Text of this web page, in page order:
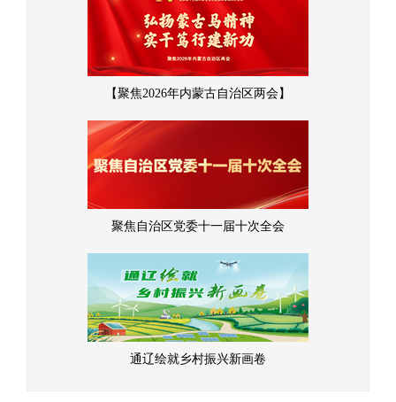
【聚焦2026年内蒙古自治区两会】
聚焦自治区党委十一届十次全会
通辽绘就乡村振兴新画卷